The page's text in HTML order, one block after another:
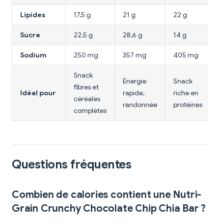
Lipides 17,5 g 21 g 22 g
Sucre 22,5 g 28,6 g 14 g
Sodium 250 mg 357 mg 405 mg
Idéal pour
Snack
fibres et
céréales
complètes
Énergie
rapide,
randonnée
Snack
riche en
protéines
Questions fréquentes
Combien de calories contient une Nutri-
Grain Crunchy Chocolate Chip Chia Bar ?